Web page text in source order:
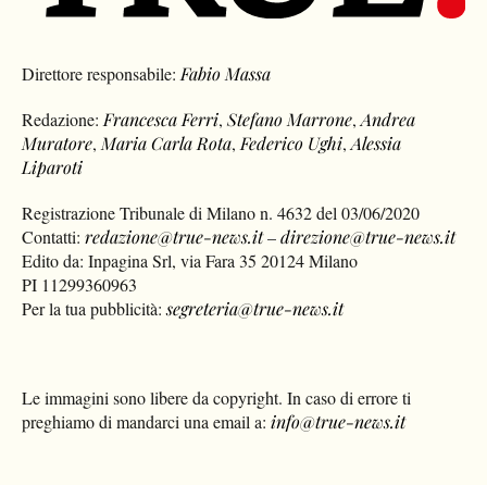
Direttore responsabile:Fabio Massa
Redazione:Francesca Ferri,Stefano Marrone,Andrea
Muratore,Maria Carla Rota,Federico Ughi,Alessia
Liparoti
Registrazione Tribunale di Milano n. 4632 del 03/06/2020
Contatti:redazione@true-news.it–direzione@true-news.it
Edito da: Inpagina Srl, via Fara 35 20124 Milano
PI 11299360963
Per la tua pubblicità:segreteria@true-news.it
Le immagini sono libere da copyright. In caso di errore ti
preghiamo di mandarci una email a: info@true-news.it